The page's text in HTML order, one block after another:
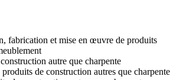
fabrication et mise en œuvre de produits
autre que charpente
de construction autres que charpente